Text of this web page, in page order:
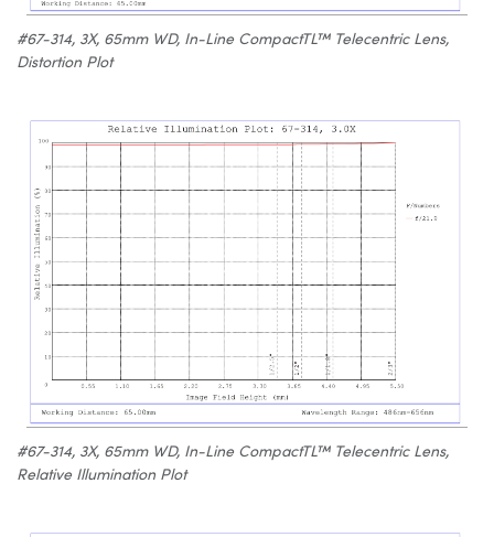
#67-314, 3X, 65mm WD, In-Line CompactTL™ Telecentric Lens,
Distortion Plot
#67-314, 3X, 65mm WD, In-Line CompactTL™ Telecentric Lens,
Relative Illumination Plot